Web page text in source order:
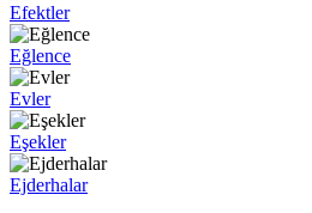
Efektler
Eğlence
Evler
Eşekler
Ejderhalar